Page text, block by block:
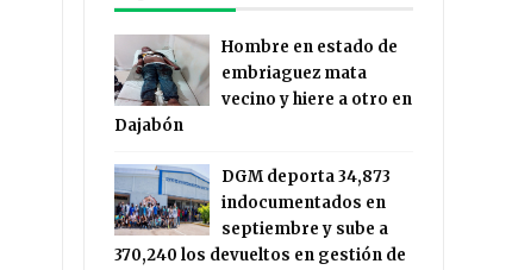
Hombre en estado de
embriaguez mata
vecino y hiere a otro en
Dajabón
DGM deporta 34,873
indocumentados en
septiembre y sube a
370,240 los devueltos en gestión de